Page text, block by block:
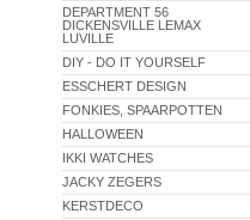
DEPARTMENT 56
DICKENSVILLE LEMAX
LUVILLE
DIY - DO IT YOURSELF
ESSCHERT DESIGN
FONKIES, SPAARPOTTEN
HALLOWEEN
IKKI WATCHES
JACKY ZEGERS
KERSTDECO